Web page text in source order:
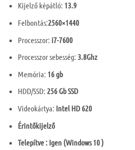
Kijelző képátló: 13.9
Felbontás:2560×1440
Processzor: i7-7600
Processzor sebesség: 3.8Ghz
Memória: 16 gb
HDD/SSD: 256 Gb SSD
Videokártya: Intel HD 620
Érintőkijelző
Telepítve : Igen (Windows 10 )